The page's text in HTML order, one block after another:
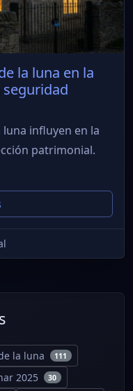
la luna en la
luna influyen en la
patrimonial.
la luna 111
2025 30